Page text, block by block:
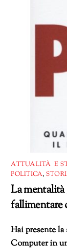
ATTUALITÀ E
POLITICA,
La mentalità
fallimentare
Hai presente
Computer in